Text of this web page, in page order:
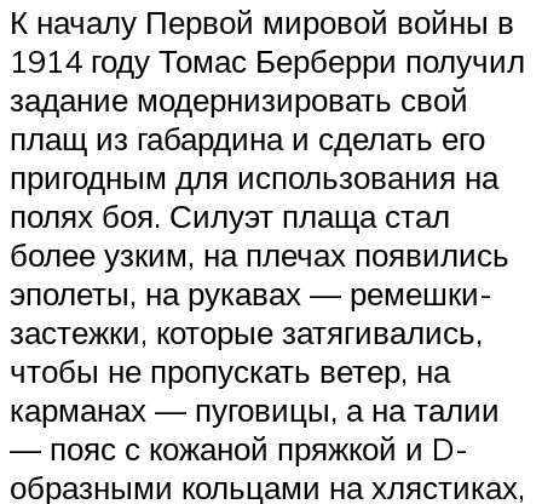
К началу Первой мировой войны в
1914 году Томас Берберри получил
задание модернизировать свой
плащ из габардина и сделать его
пригодным для использования на
полях боя. Силуэт плаща стал
более узким, на плечах появились
эполеты, на рукавах — ремешки-
застежки, которые затягивались,
чтобы не пропускать ветер, на
карманах — пуговицы, а на талии
— пояс с кожаной пряжкой и D-
образными кольцами на хлястиках,